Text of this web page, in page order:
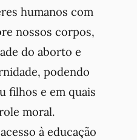
humanos com
nossos corpos,
do aborto e
podendo
filhos e em quais
moral.
à educação